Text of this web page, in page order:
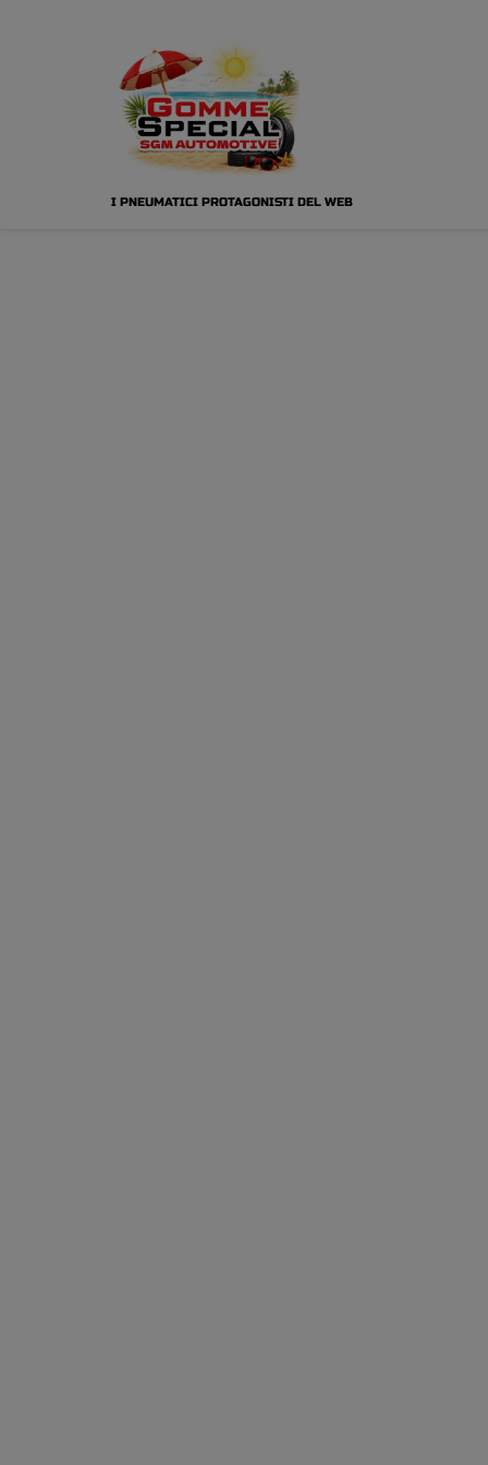
I PNEUMATICI PROTAGONISTI DEL WEB